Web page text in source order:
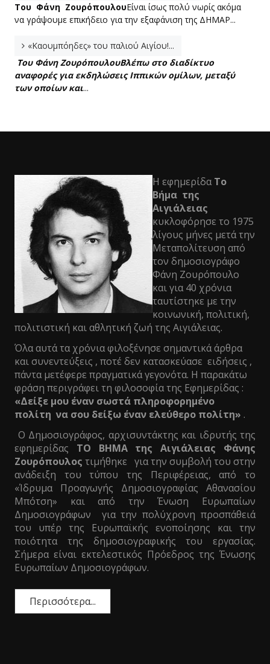
Του Φάνη ΖουρόπουλουΕίναι ίσως πολύ νωρίς ακόμα
να γράψουμε επικήδειο για την εξαφάνιση της ΔΗΜΑΡ...
«Καουμπόηδες» του παλιού Αιγίου!...
Του Φάνη ΖουρόπουλουΒλέπω στο διαδίκτυο
αναφορές για εκδηλώσεις Ιππικών ομίλων, μεταξύ
των οποίων και...
Η εφημερίδαΤο
Βήμα της
Αιγιάλειας
κυκλοφόρησε το 1975
λίγους μήνες μετά την
Μεταπολίτευση από
τον δημοσιογράφο
Φάνη Ζουρόπουλο
και για 40 χρόνια
ταυτίστηκε με την
κοινωνική, πολιτική,
πολιτιστική και αθλητική ζωή της Αιγιάλειας.
Όλα αυτά τα χρόνια φιλοξένησε σημαντικά άρθρα
και συνεντεύξεις , ποτέ δεν κατασκεύασε ειδήσεις ,
πάντα μετέφερε πραγματικά γεγονότα. Η παρακάτω
φράση περιγράφει τη φιλοσοφία της Εφημερίδας :
«Δείξε μου έναν σωστά πληροφορημένο
πολίτη να σου δείξω έναν ελεύθερο πολίτη» .
Ο Δημοσιογράφος, αρχισυντάκτης και ιδρυτής της
εφημερίδας ΤΟ ΒΗΜΑ της Αιγιάλειας Φάνης
Ζουρόπουλος τιμήθηκε για την συμβολή του στην
ανάδειξη του τύπου της Περιφέρειας, από το
«Ίδρυμα Προαγωγής Δημοσιογραφίας Αθανασίου
Μπότση» και από την Ένωση Ευρωπαίων
Δημοσιογράφων για την πολύχρονη προσπάθειά
του υπέρ της Ευρωπαϊκής ενοποίησης και την
ποιότητα της δημοσιογραφικής του εργασίας.
Σήμερα είναι εκτελεστικός Πρόεδρος της Ένωσης
Ευρωπαίων Δημοσιογράφων.
Περισσότερα...